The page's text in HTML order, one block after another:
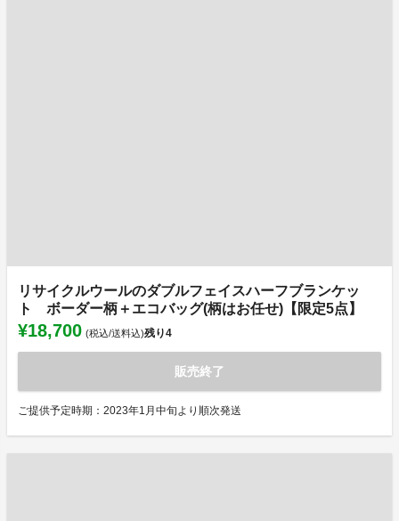
リサイクルウールのダブルフェイスハーフブランケッ
ト ボーダー柄＋エコバッグ(柄はお任せ)【限定5点】
¥18,700 (税込/送料込)残り4
販売終了
ご提供予定時期：2023年1月中旬より順次発送